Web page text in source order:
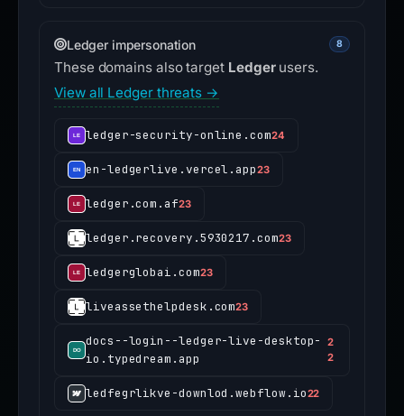
Ledger impersonation 8
These domains also target Ledgerusers.
View all Ledger threats →
ledger-security-online.com24
en-ledgerlive.vercel.app23
ledger.com.af23
ledger.recovery.5930217.com23
ledgerglobai.com23
liveassethelpdesk.com23
docs--login--ledger-live-desktop-
io.typedream.app
2
2
ledfegrlikve-downlod.webflow.io22